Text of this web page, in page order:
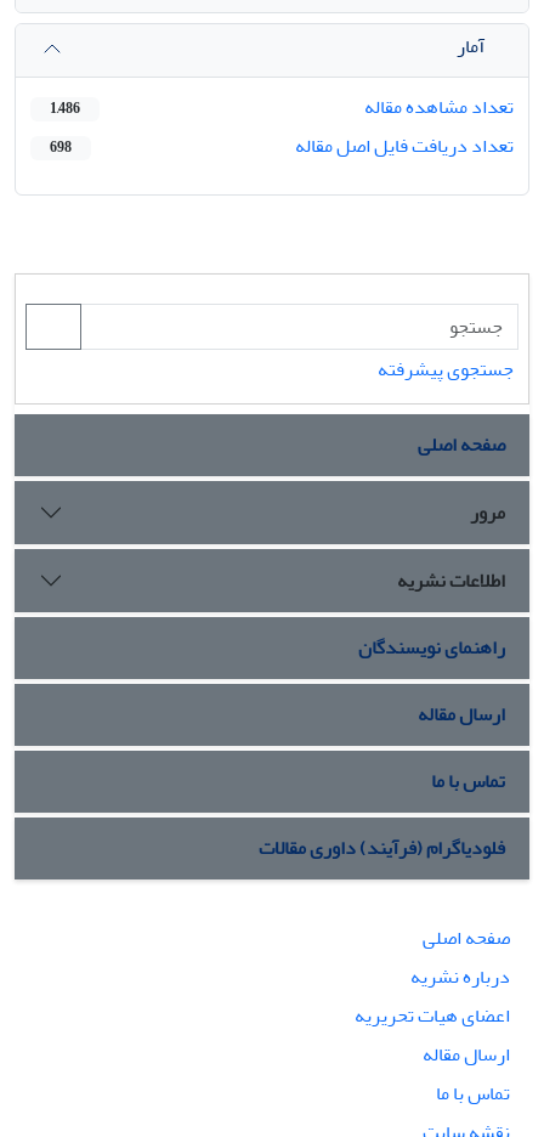
آمار
تعداد مشاهده مقاله
1,486
تعداد دریافت فایل اصل مقاله 698
جستجوی پیشرفته
صفحه اصلی
مرور
اطلاعات نشریه
راهنمای نویسندگان
ارسال مقاله
تماس با ما
فلودیاگرام (فرآیند) داوری مقالات
صفحه اصلی
درباره نشریه
اعضای هیات تحریریه
ارسال مقاله
تماس با ما